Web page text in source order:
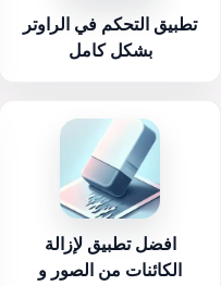
تطبيق التحكم في الراوتر
بشكل كامل
افضل تطبيق لإزالة
الكائنات من الصور و